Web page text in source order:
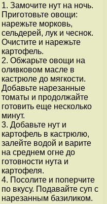
1. Замочите нут на ночь.
Приготовьте овощи:
нарежьте морковь,
сельдерей, лук и чеснок.
Очистите и нарежьте
картофель.
2. Обжарьте овощи на
оливковом масле в
кастрюле до мягкости.
Добавьте нарезанные
томаты и продолжайте
готовить еще несколько
минут.
3. Добавьте нут и
картофель в кастрюлю,
залейте водой и варите
на среднем огне до
готовности нута и
картофеля.
4. Посолите и поперчите
по вкусу. Подавайте суп с
нарезанным базиликом.